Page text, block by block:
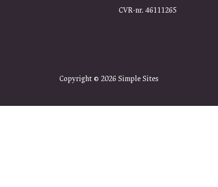
CVR-nr. 46111265
Copyright © 2026 Simple Sites